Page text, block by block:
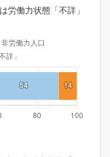
労働力状態「不詳」